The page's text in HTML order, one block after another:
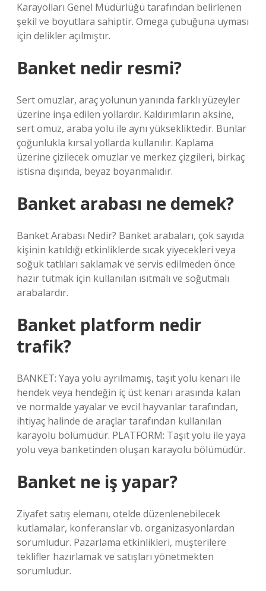
Karayolları Genel Müdürlüğü tarafından belirlenen
şekil ve boyutlara sahiptir. Omega çubuğuna uyması
için delikler açılmıştır.
Banket nedir resmi?
Sert omuzlar, araç yolunun yanında farklı yüzeyler
üzerine inşa edilen yollardır. Kaldırımların aksine,
sert omuz, araba yolu ile aynı yüksekliktedir. Bunlar
çoğunlukla kırsal yollarda kullanılır. Kaplama
üzerine çizilecek omuzlar ve merkez çizgileri, birkaç
istisna dışında, beyaz boyanmalıdır.
Banket arabası ne demek?
Banket Arabası Nedir? Banket arabaları, çok sayıda
kişinin katıldığı etkinliklerde sıcak yiyecekleri veya
soğuk tatlıları saklamak ve servis edilmeden önce
hazır tutmak için kullanılan ısıtmalı ve soğutmalı
arabalardır.
Banket platform nedir
trafik?
BANKET: Yaya yolu ayrılmamış, taşıt yolu kenarı ile
hendek veya hendeğin iç üst kenarı arasında kalan
ve normalde yayalar ve evcil hayvanlar tarafından,
ihtiyaç halinde de araçlar tarafından kullanılan
karayolu bölümüdür. PLATFORM: Taşıt yolu ile yaya
yolu veya banketinden oluşan karayolu bölümüdür.
Banket ne iş yapar?
Ziyafet satış elemanı, otelde düzenlenebilecek
kutlamalar, konferanslar vb. organizasyonlardan
sorumludur. Pazarlama etkinlikleri, müşterilere
teklifler hazırlamak ve satışları yönetmekten
sorumludur.